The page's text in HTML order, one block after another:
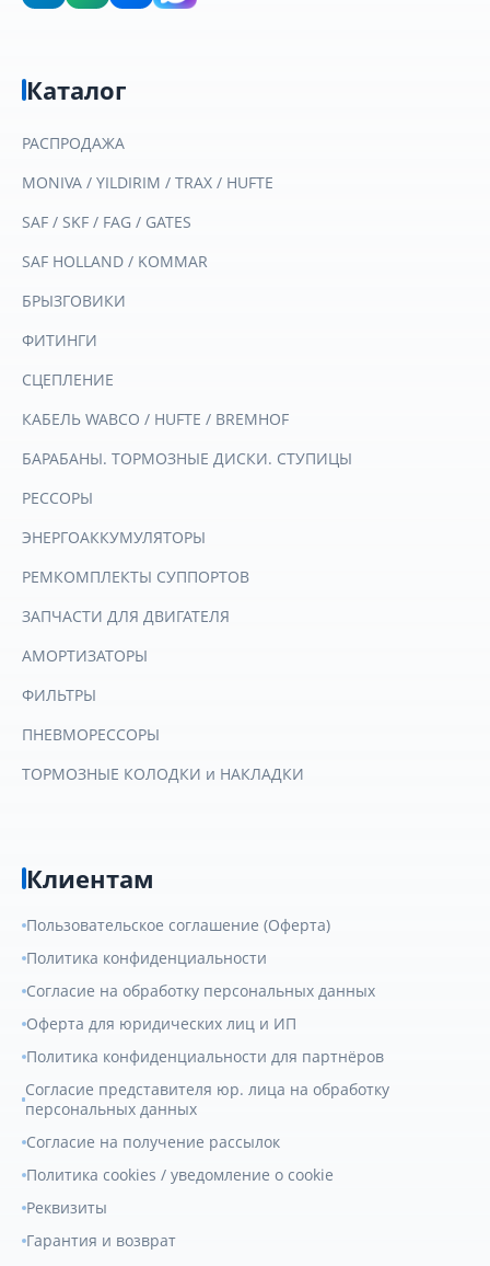
Каталог
РАСПРОДАЖА
MONIVA / YILDIRIM / TRAX / HUFTE
SAF / SKF / FAG / GATES
SAF HOLLAND / KOMMAR
БРЫЗГОВИКИ
ФИТИНГИ
СЦЕПЛЕНИЕ
КАБЕЛЬ WABCO / HUFTE / BREMHOF
БАРАБАНЫ. ТОРМОЗНЫЕ ДИСКИ. СТУПИЦЫ
РЕССОРЫ
ЭНЕРГОАККУМУЛЯТОРЫ
РЕМКОМПЛЕКТЫ СУППОРТОВ
ЗАПЧАСТИ ДЛЯ ДВИГАТЕЛЯ
АМОРТИЗАТОРЫ
ФИЛЬТРЫ
ПНЕВМОРЕССОРЫ
ТОРМОЗНЫЕ КОЛОДКИ и НАКЛАДКИ
Клиентам
Пользовательское соглашение (Оферта)
Политика конфиденциальности
Согласие на обработку персональных данных
Оферта для юридических лиц и ИП
Политика конфиденциальности для партнёров
Согласие представителя юр. лица на обработку
персональных данных
Согласие на получение рассылок
Политика cookies / уведомление о cookie
Реквизиты
Гарантия и возврат